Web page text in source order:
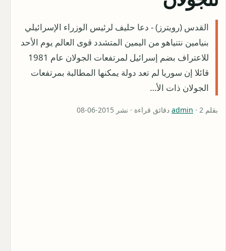
القدس (رويترز) - دعا حليف لرئيس الوزراء الإسرائيلي
بنيامين نتنياهو من اليمين المتشدد قوى العالم يوم الأحد
للاعتراف بضم إسرائيل لمرتفعات الجولان عام 1981
قائلا إن سوريا لم تعد دولة يمكنها المطالبة بمرتفعات
الجولان ذات الأ…
بقلم admin · 2 دقائق قراءة · نشر 2015-06-08